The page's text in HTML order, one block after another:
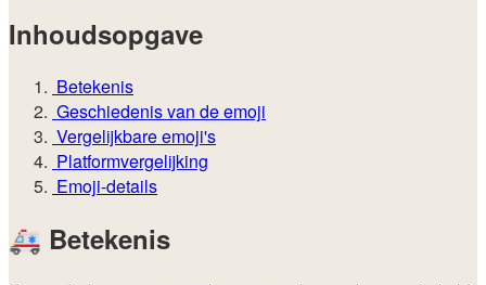
Inhoudsopgave
Betekenis
Geschiedenis van de emoji
Vergelijkbare emoji's
Platformvergelijking
Emoji-details
🚑 Betekenis